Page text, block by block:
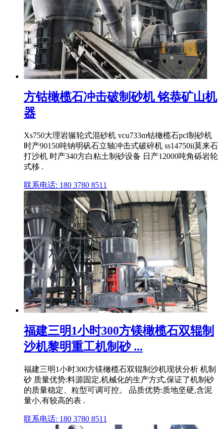
方钴橄榄石冲击破制砂机 铭恭矿山机
器
Xs750大理岩辗轮式混砂机 vcu733m钴橄榄石pcl制砂机
时产90150吨钠明矾石立轴冲击式破碎机 ss14750ii莫来石
打沙机 时产340方白粘土制砂设备 日产12000吨角砾岩轮
式移 .
联系电话: 180 3780 8511
福建三明1小时300方镁橄榄石双辊制
沙机黎明重工机制砂 ...
福建三明1小时300方镁橄榄石双辊制沙机现状分析 机制
砂 质量优势:料源固定,机械化的生产方式,保证了机制砂
的质量稳定、粒型可调可控。 品质优势:质地坚硬,含泥
量小,有较高的表 .
联系电话: 180 3780 8511